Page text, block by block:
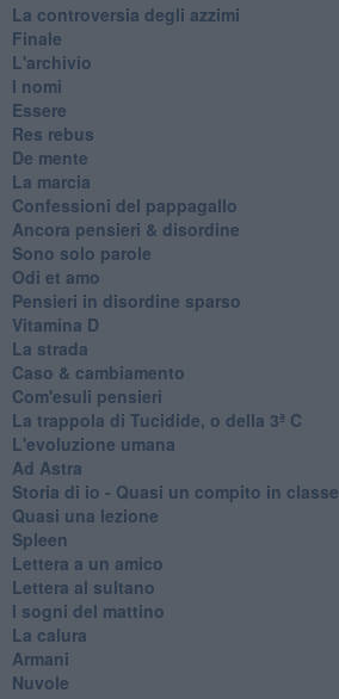
La controversia degli azzimi
Finale
L'archivio
I nomi
Essere
Res rebus
De mente
La marcia
Confessioni del pappagallo
Ancora pensieri & disordine
Sono solo parole
Odi et amo
Pensieri in disordine sparso
Vitamina D
La strada
Caso & cambiamento
Com'esuli pensieri
La trappola di Tucidide, o della 3ª C
L'evoluzione umana
Ad Astra
Storia di io - Quasi un compito in classe
Quasi una lezione
Spleen
Lettera a un amico
Lettera al sultano
I sogni del mattino
La calura
Armani
Nuvole